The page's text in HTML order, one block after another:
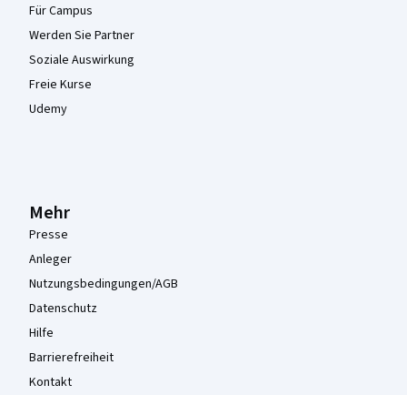
Für Campus
Werden Sie Partner
Soziale Auswirkung
Freie Kurse
Udemy
Mehr
Presse
Anleger
Nutzungsbedingungen/AGB
Datenschutz
Hilfe
Barrierefreiheit
Kontakt